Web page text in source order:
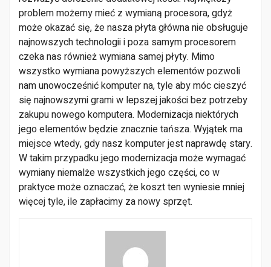
problem możemy mieć z wymianą procesora, gdyż
może okazać się, że nasza płyta główna nie obsługuje
najnowszych technologii i poza samym procesorem
czeka nas również wymiana samej płyty. Mimo
wszystko wymiana powyższych elementów pozwoli
nam unowocześnić komputer na, tyle aby móc cieszyć
się najnowszymi grami w lepszej jakości bez potrzeby
zakupu nowego komputera. Modernizacja niektórych
jego elementów będzie znacznie tańsza. Wyjątek ma
miejsce wtedy, gdy nasz komputer jest naprawdę stary.
W takim przypadku jego modernizacja może wymagać
wymiany niemalże wszystkich jego części, co w
praktyce może oznaczać, że koszt ten wyniesie mniej
więcej tyle, ile zapłacimy za nowy sprzęt.